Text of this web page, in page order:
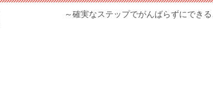
～確実なステップでがんばらずにでき